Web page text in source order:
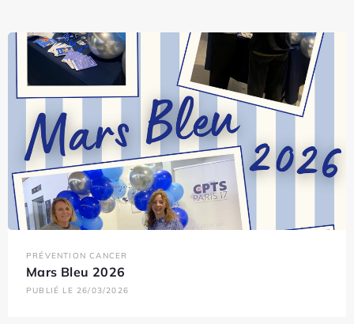
PRÉVENTION CANCER
Mars Bleu 2026
PUBLIÉ LE 26/03/2026